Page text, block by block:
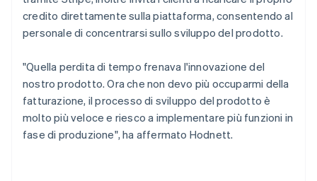
credito direttamente sulla piattaforma, consentendo al
personale di concentrarsi sullo sviluppo del prodotto.
"Quella perdita di tempo frenava l'innovazione del
nostro prodotto. Ora che non devo più occuparmi della
fatturazione, il processo di sviluppo del prodotto è
molto più veloce e riesco a implementare più funzioni in
fase di produzione", ha affermato Hodnett.